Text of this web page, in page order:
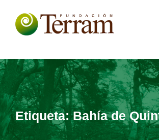
Etiqueta:Bahía de